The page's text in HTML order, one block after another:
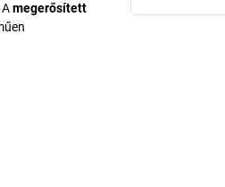
megerősített